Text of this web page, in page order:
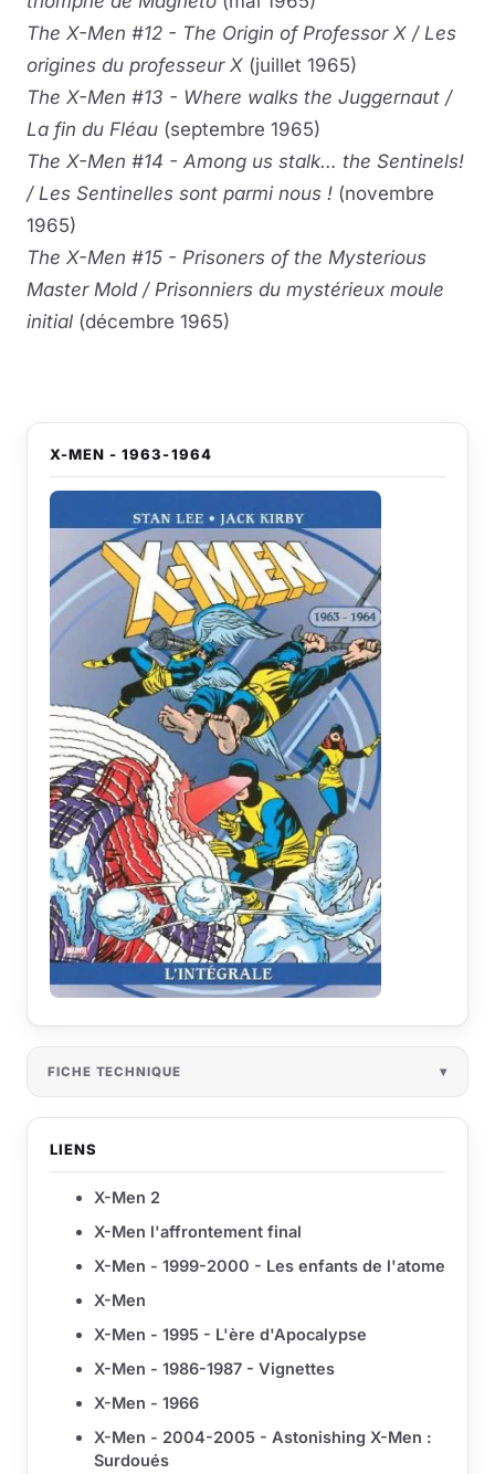
The X-Men #12 - The Origin of Professor X / Les
origines du professeur X (juillet 1965)
The X-Men #13 - Where walks the Juggernaut /
La fin du Fléau (septembre 1965)
The X-Men #14 - Among us stalk… the Sentinels!
/ Les Sentinelles sont parmi nous ! (novembre
1965)
The X-Men #15 - Prisoners of the Mysterious
Master Mold / Prisonniers du mystérieux moule
initial (décembre 1965)
X-MEN - 1963-1964
FICHE TECHNIQUE
LIENS
X-Men 2
X-Men l'affrontement final
X-Men - 1999-2000 - Les enfants de l'atome
X-Men
X-Men - 1995 - L'ère d'Apocalypse
X-Men - 1986-1987 - Vignettes
X-Men - 1966
X-Men - 2004-2005 - Astonishing X-Men :
Surdoués